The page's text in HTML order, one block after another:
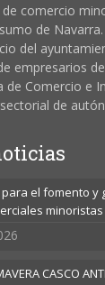
comercio
de Navarra.
del
empresarios
de Comercio e
de
el fomento y
minoristas
CASCO